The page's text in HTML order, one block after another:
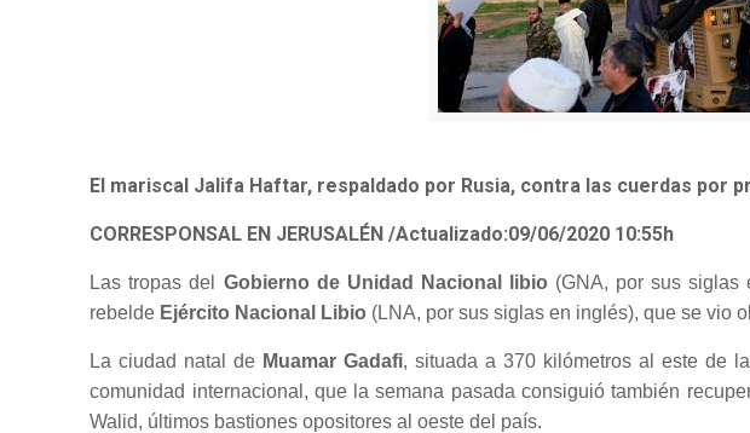
El mariscal Jalifa Haftar, respaldado por Rusia, contra las cuerdas por
CORRESPONSAL EN JERUSALÉN /Actualizado:09/06/2020 10:55h
Las tropas del Gobierno de Unidad Nacional libio (GNA, por sus
rebelde Ejército Nacional Libio (LNA, por sus siglas en inglés), que se vio
La ciudad natal de Muamar Gadafi, situada a 370 kilómetros al este de
comunidad internacional, que la semana pasada consiguió también
Walid, últimos bastiones opositores al oeste del país.